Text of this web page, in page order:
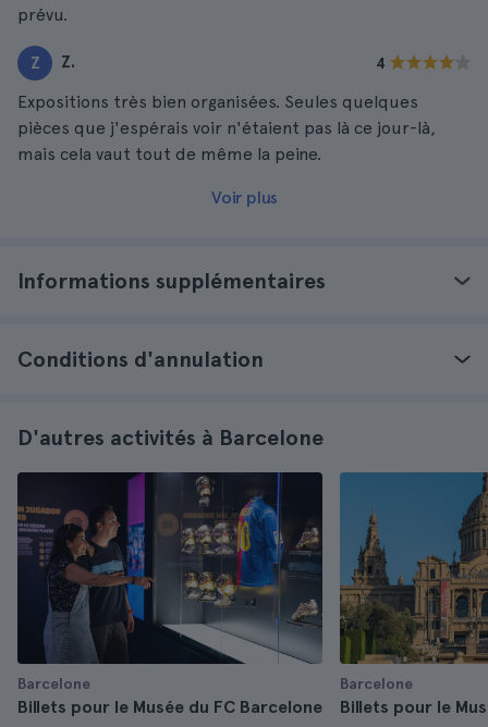
prévu.
Z Z. 4
Expositions très bien organisées. Seules quelques
pièces que j'espérais voir n'étaient pas là ce jour-là,
mais cela vaut tout de même la peine.
Voir plus
Informations supplémentaires
Conditions d'annulation
D'autres activités à Barcelone
Barcelone
Billets pour le Musée du FC Barcelone
Barcelone
Billets pour le